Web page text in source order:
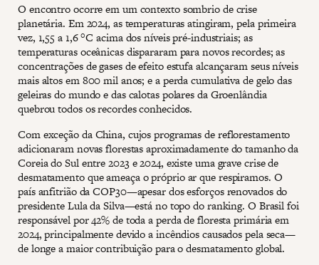
O encontro ocorre em um contexto sombrio de crise
planetária. Em 2024, as temperaturas atingiram, pela primeira
vez, 1,55 a 1,6 °C acima dos níveis pré-industriais; as
temperaturas oceânicas dispararam para novos recordes; as
concentrações de gases de efeito estufa alcançaram seus níveis
mais altos em 800 mil anos; e a perda cumulativa de gelo das
geleiras do mundo e das calotas polares da Groenlândia
quebrou todos os recordes conhecidos.
Com exceção da China, cujos programas de reflorestamento
adicionaram novas florestas aproximadamente do tamanho da
Coreia do Sul entre 2023 e 2024, existe uma grave crise de
desmatamento que ameaça o próprio ar que respiramos. O
país anfitrião da COP30—apesar dos esforços renovados do
presidente Lula da Silva—está no topo do ranking. O Brasil foi
responsável por 42% de toda a perda de floresta primária em
2024, principalmente devido a incêndios causados pela seca—
de longe a maior contribuição para o desmatamento global.